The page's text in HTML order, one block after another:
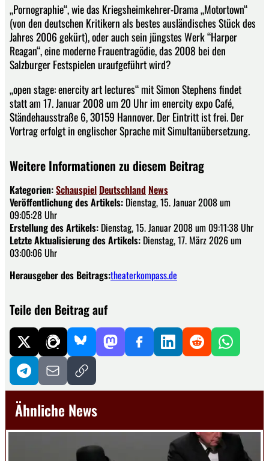
„Pornographie“, wie das Kriegsheimkehrer-Drama „Motortown“
(von den deutschen Kritikern als bestes ausländisches Stück des
Jahres 2006 gekürt), oder auch sein jüngstes Werk “Harper
Reagan“, eine moderne Frauentragödie, das 2008 bei den
Salzburger Festspielen uraufgeführt wird?
„open stage: enercity art lectures“ mit Simon Stephens findet
statt am 17. Januar 2008 um 20 Uhr im enercity expo Café,
Ständehausstraße 6, 30159 Hannover. Der Eintritt ist frei. Der
Vortrag erfolgt in englischer Sprache mit Simultanübersetzung.
Weitere Informationen zu diesem Beitrag
Kategorien:Schauspiel Deutschland News
Veröffentlichung des Artikels: Dienstag, 15. Januar 2008 um
09:05:28 Uhr
Erstellung des Artikels: Dienstag, 15. Januar 2008 um 09:11:38 Uhr
Letzte Aktualisierung des Artikels: Dienstag, 17. März 2026 um
03:00:06 Uhr
Herausgeber des Beitrags:theaterkompass.de
Teile den Beitrag auf
Ähnliche News